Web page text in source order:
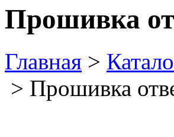
Прошивка
Главная >
> Прошивка